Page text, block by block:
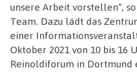
unsere Arbeit vorstellen“, so
Team. Dazu lädt das
einer
Oktober 2021 von 10 bis 16
Reinoldiforum in Dortmund